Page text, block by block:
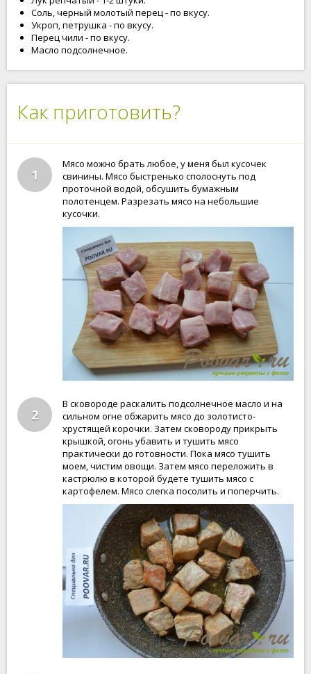
Соль, черный молотый перец - по вкусу.
Укроп, петрушка - по вкусу.
Перец чили - по вкусу.
Масло подсолнечное.
Как приготовить?
1
Мясо можно брать любое, у меня был кусочек
свинины. Мясо быстренько сполоснуть под
проточной водой, обсушить бумажным
полотенцем. Разрезать мясо на небольшие
кусочки.
2
В сковороде раскалить подсолнечное масло и на
сильном огне обжарить мясо до золотисто-
хрустящей корочки. Затем сковороду прикрыть
крышкой, огонь убавить и тушить мясо
практически до готовности. Пока мясо тушить
моем, чистим овощи. Затем мясо переложить в
кастрюлю в которой будете тушить мясо с
картофелем. Мясо слегка посолить и поперчить.